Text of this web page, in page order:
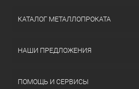
КАТАЛОГ МЕТАЛЛОПРОКАТА
НАШИ ПРЕДЛОЖЕНИЯ
ПОМОЩЬ И СЕРВИСЫ